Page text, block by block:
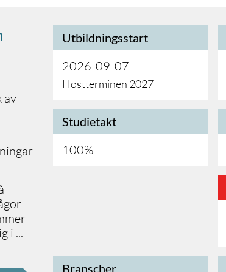
av
i ...
Utbildningsstart
2026-09-07
Höstterminen 2027
Studietakt
100%
Branscher